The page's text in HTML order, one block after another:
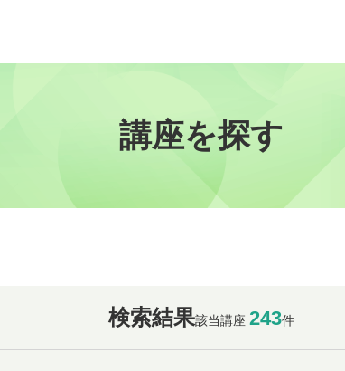
講座を探す
検索結果該当講座 243件